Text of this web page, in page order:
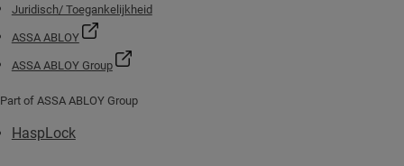
Juridisch/ Toegankelijkheid
ASSA ABLOY
ASSA ABLOY Group
Part of ASSA ABLOY Group
HaspLock